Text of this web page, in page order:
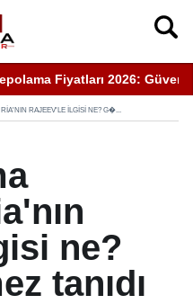
Fiyatları 2026:
RAJEEV'LE ILGISI NE? G�...
ne?
tanıdı